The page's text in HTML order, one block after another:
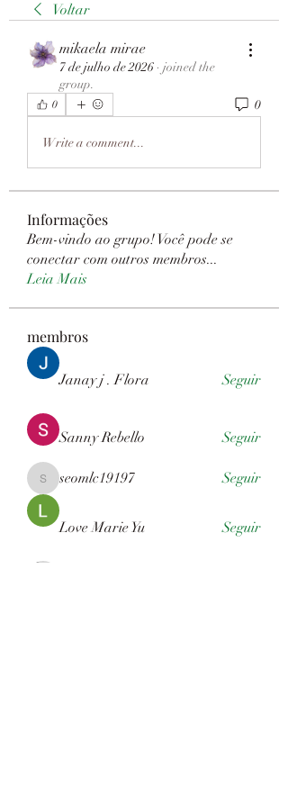
Voltar
mikaela mirae
7 de julho de 2026 · joined the
group.
0 0
Write a comment...
Informações
Bem-vindo ao grupo! Você pode se
conectar com outros membros...
Leia Mais
membros
Janay j . Flora Seguir
Sanny Rebello Seguir
seomlc19197
seomlc19197 Seguir
Love Marie Yu Seguir